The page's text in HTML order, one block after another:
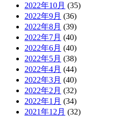
2022年10月 (35)
2022年9月 (36)
2022年8月 (39)
2022年7月 (40)
2022年6月 (40)
2022年5月 (38)
2022年4月 (44)
2022年3月 (40)
2022年2月 (32)
2022年1月 (34)
2021年12月 (32)